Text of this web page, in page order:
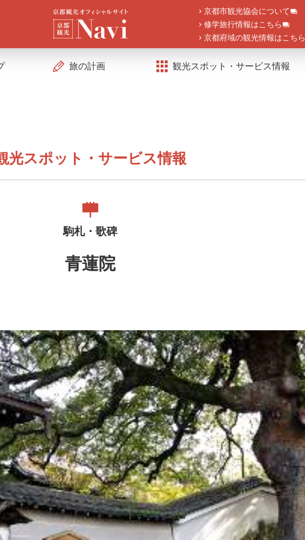
京都市観光協会について
修学旅行情報はこちら
京都府域の観光情報はこちら
旅の計画 観光スポット・サービス情報
光スポット・サービス情報
駒札・歌碑
青蓮院